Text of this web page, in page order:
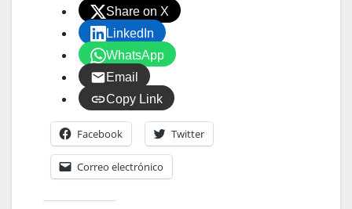
Share on X
LinkedIn
WhatsApp
Email
Copy Link
Facebook Twitter
Correo electrónico